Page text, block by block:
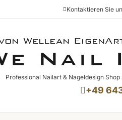
Kontaktieren Sie
Wellean
NAIL
E N AIL I
Professional Nailart & Nageldesign Shop
+49